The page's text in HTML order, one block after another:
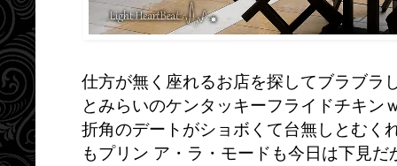
仕方が無く座れるお店を探してブラブラ
とみらいのケンタッキーフライドチキン
折角のデートがショボくて台無しとむく
もプリン ア・ラ・モードも今日は下見